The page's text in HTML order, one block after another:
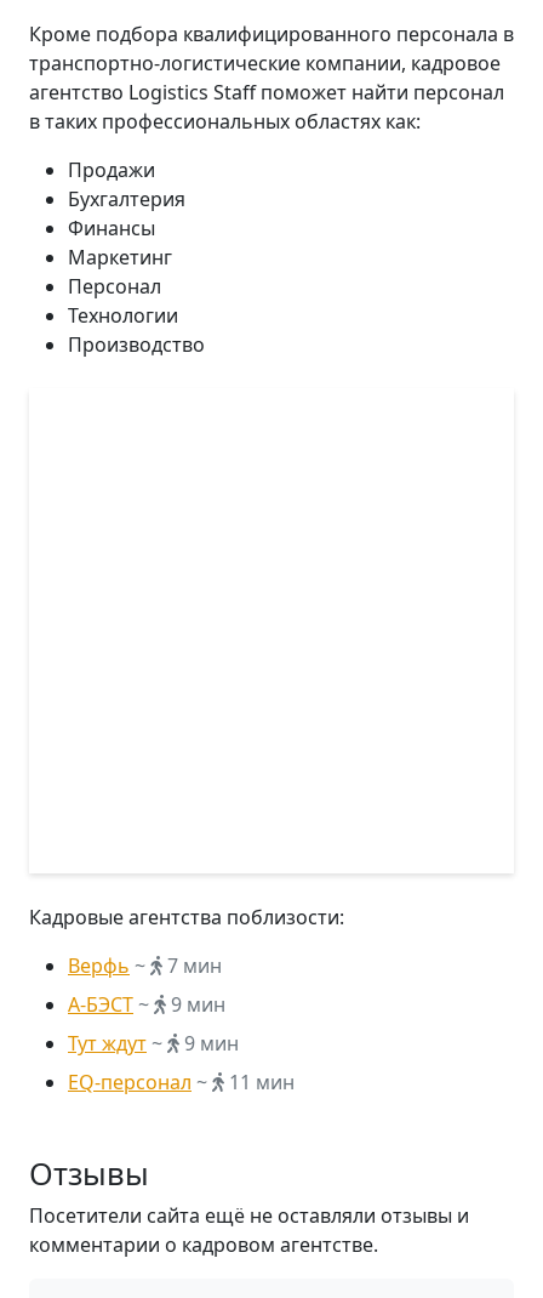
Кроме подбора квалифицированного персонала в
транспортно-логистические компании, кадровое
агентство Logistics Staff поможет найти персонал
в таких профессиональных областях как:
Продажи
Бухгалтерия
Финансы
Маркетинг
Персонал
Технологии
Производство
Кадровые агентства поблизости:
Верфь ~
7 мин
А-БЭСТ~
9 мин
Тут ждут~
9 мин
EQ-персонал ~ 11 мин
Отзывы
Посетители сайта ещё не оставляли отзывы и
комментарии о кадровом агентстве.